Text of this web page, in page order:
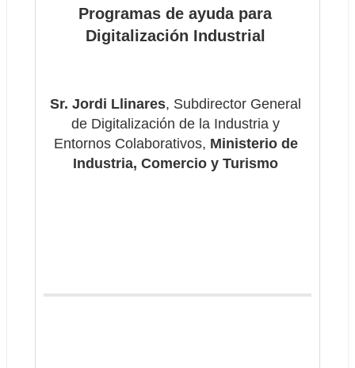
Programas de ayuda para
Digitalización Industrial
Sr. Jordi Llinares, Subdirector General
de Digitalización de la Industria y
Entornos Colaborativos, Ministerio de
Industria, Comercio y Turismo